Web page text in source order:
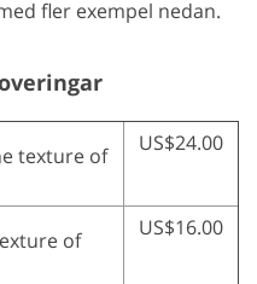
fler exempel nedan.
texture of
US$24.00
of
US$16.00